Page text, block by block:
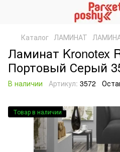
Каталог ЛАМИНАТ
Ламинат Kronotex
Портовый Серый
В наличии Артикул: 3572
Товар в наличии